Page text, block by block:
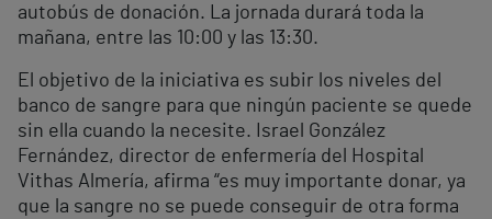
autobús de donación. La jornada durará toda la
mañana, entre las 10:00 y las 13:30.
El objetivo de la iniciativa es subir los niveles del
banco de sangre para que ningún paciente se quede
sin ella cuando la necesite. Israel González
Fernández, director de enfermería del Hospital
Vithas Almería, afirma “es muy importante donar, ya
que la sangre no se puede conseguir de otra forma